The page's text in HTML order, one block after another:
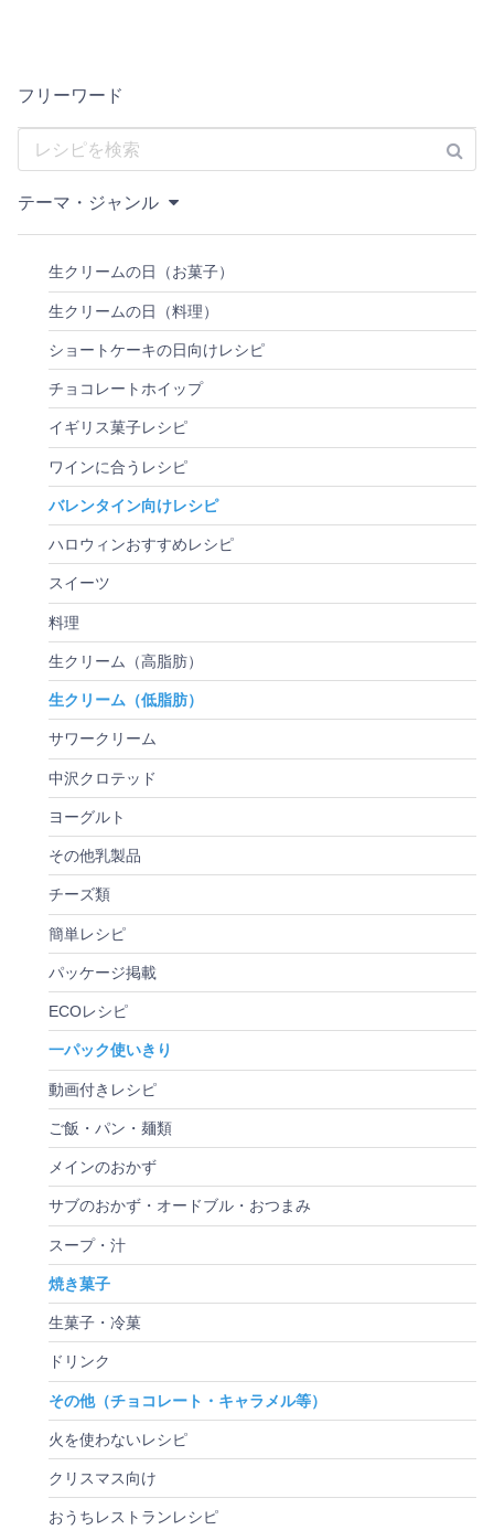
フリーワード
テーマ・ジャンル
生クリームの日（お菓子）
生クリームの日（料理）
ショートケーキの日向けレシピ
チョコレートホイップ
イギリス菓子レシピ
ワインに合うレシピ
バレンタイン向けレシピ
ハロウィンおすすめレシピ
スイーツ
料理
生クリーム（高脂肪）
生クリーム（低脂肪）
サワークリーム
中沢クロテッド
ヨーグルト
その他乳製品
チーズ類
簡単レシピ
パッケージ掲載
ECOレシピ
一パック使いきり
動画付きレシピ
ご飯・パン・麺類
メインのおかず
サブのおかず・オードブル・おつまみ
スープ・汁
焼き菓子
生菓子・冷菓
ドリンク
その他（チョコレート・キャラメル等）
火を使わないレシピ
クリスマス向け
おうちレストランレシピ